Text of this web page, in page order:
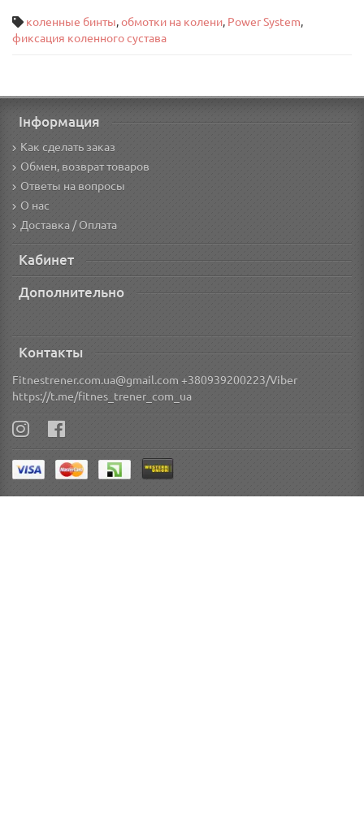
коленные бинты,обмотки на колени, Power System,
фиксация коленного сустава
Інформация
Как сделать заказ
Обмен, возврат товаров
Ответы на вопросы
О нас
Доставка / Оплата
Кабинет
Дополнительно
Контакты
Fitnestrener.com.ua@gmail.com +380939200223/Viber
https://t.me/fitnes_trener_com_ua